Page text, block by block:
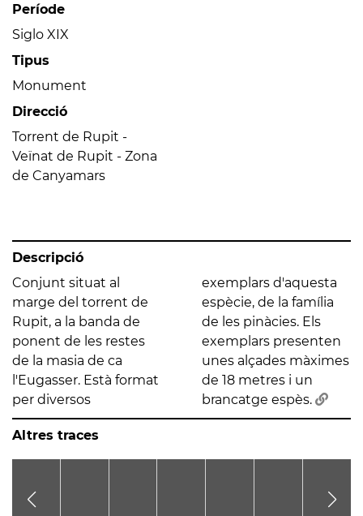
Període
Siglo XIX
Tipus
Monument
Direcció
Torrent de Rupit -
Veïnat de Rupit - Zona
de Canyamars
Descripció
Conjunt situat al
marge del torrent de
Rupit, a la banda de
ponent de les restes
de la masia de ca
l'Eugasser. Està format
per diversos
exemplars d'aquesta
espècie, de la família
de les pinàcies. Els
exemplars presenten
unes alçades màximes
de 18 metres i un
brancatge espès.
Altres traces